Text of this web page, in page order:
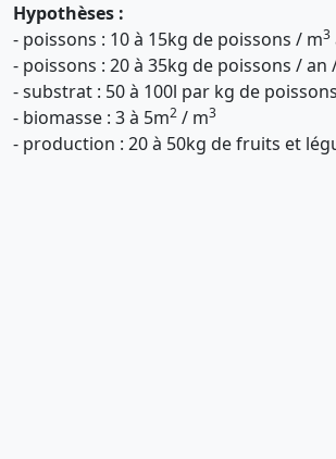
Hypothèses :
- poissons : 10 à 15kg de poissons / m3
- poissons : 20 à 35kg de poissons / an
- substrat : 50 à 100l par kg de poissons
- biomasse : 3 à 5m2 / m3
- production : 20 à 50kg de fruits et